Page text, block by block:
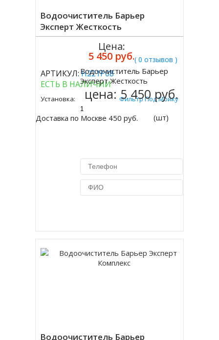
Водоочиститель Барьер
Эксперт Жесткость
( 0 отзывов )
АРТИКУЛ:Н221Р08
ЕСТЬ В НАЛИЧИИ
Установка: Фильтр Под Мойку
Доставка по Москве 450 руб.
Цена:
5 450 руб.
Купить
Водоочиститель Барьер
Эксперт Жесткость
цена:5 450 руб.
(шт)
Водоочиститель Барьер